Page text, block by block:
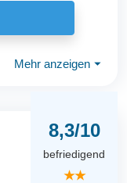
Mehr anzeigen ⏷
8,3/10
befriedigend
★★